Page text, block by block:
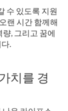
수 있도록 지원
랜 시간 함께해
, 그리고 꿈에
.
치를 경